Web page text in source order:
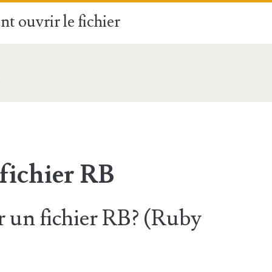
ouvrir le fichier
RB
fichier RB? (Ruby